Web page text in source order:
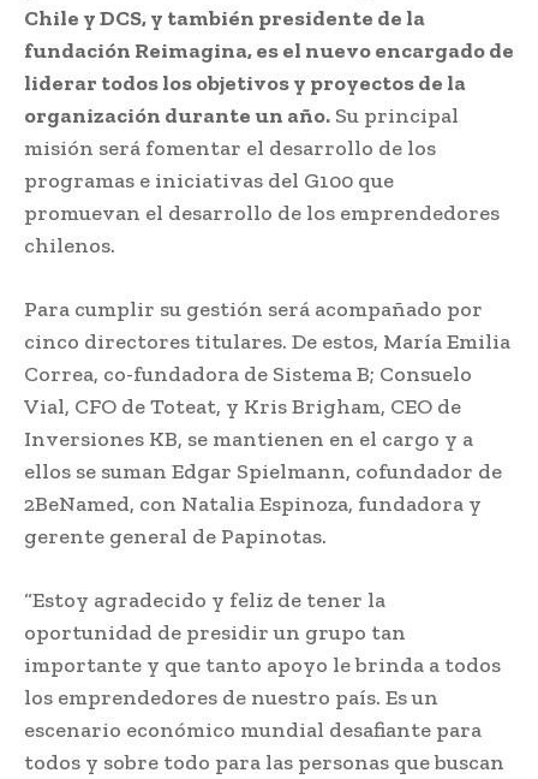
Chile y DCS, y también presidente de la
fundación Reimagina, es el nuevo encargado de
liderar todos los objetivos y proyectos de la
organización durante un año. Su principal
misión será fomentar el desarrollo de los
programas e iniciativas del G100 que
promuevan el desarrollo de los emprendedores
chilenos.
Para cumplir su gestión será acompañado por
cinco directores titulares. De estos, María Emilia
Correa, co-fundadora de Sistema B; Consuelo
Vial, CFO de Toteat, y Kris Brigham, CEO de
Inversiones KB, se mantienen en el cargo y a
ellos se suman Edgar Spielmann, cofundador de
2BeNamed, con Natalia Espinoza, fundadora y
gerente general de Papinotas.
“Estoy agradecido y feliz de tener la
oportunidad de presidir un grupo tan
importante y que tanto apoyo le brinda a todos
los emprendedores de nuestro país. Es un
escenario económico mundial desafiante para
todos y sobre todo para las personas que buscan